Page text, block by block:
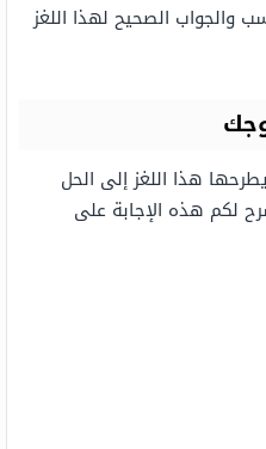
والجواب الصحيح لهذا اللغز
هذا اللغز إلى الحل
لكم هذه الإجابة على